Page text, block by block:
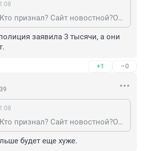
Приснилось???Кто признал? Сайт новостной?Ох уж эти сказки...
заявила 3 тысячи, а они
+1 –0
Приснилось???Кто признал? Сайт новостной?Ох уж эти сказки...
будет еще хуже.